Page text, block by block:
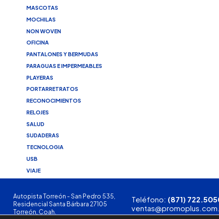
MASCOTAS
MOCHILAS
NON WOVEN
OFICINA
PANTALONES Y BERMUDAS
PARAGUAS E IMPERMEABLES
PLAYERAS
PORTARRETRATOS
RECONOCIMIENTOS
RELOJES
SALUD
SUDADERAS
TECNOLOGIA
USB
VIAJE
Autopista Torreón - San Pedro 535,
Residencial Santa Bárbara 27105
Torreón, Coah.
Teléfono: (871)